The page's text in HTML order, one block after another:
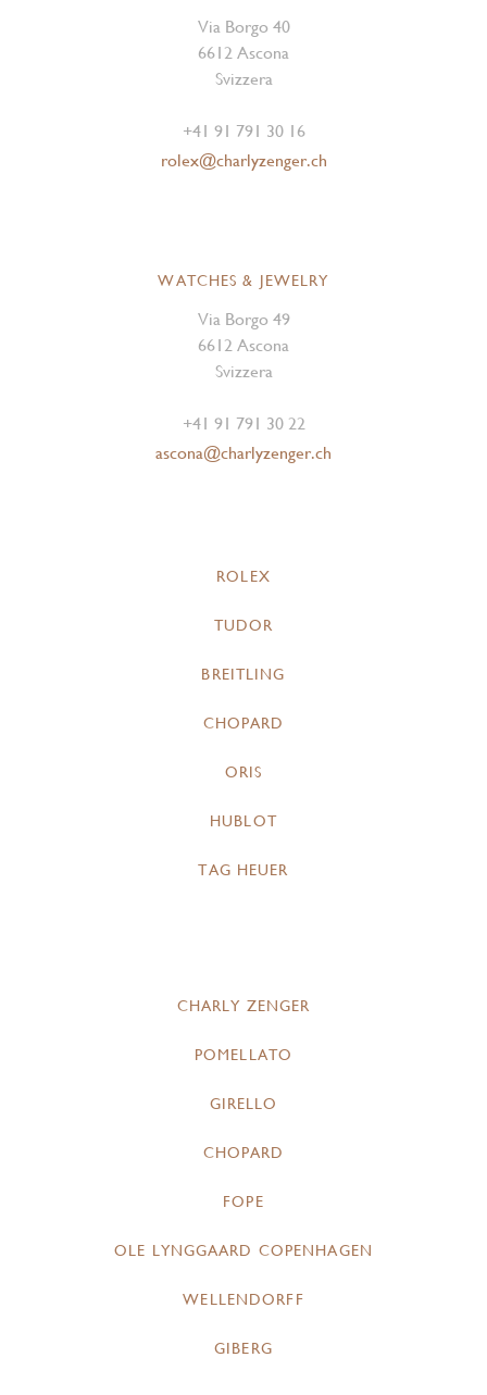
Via Borgo 40
6612 Ascona
Svizzera
+41 91 791 30 16
rolex@charlyzenger.ch
WATCHES & JEWELRY
Via Borgo 49
6612 Ascona
Svizzera
+41 91 791 30 22
ascona@charlyzenger.ch
ROLEX
TUDOR
BREITLING
CHOPARD
ORIS
HUBLOT
TAG HEUER
CHARLY ZENGER
POMELLATO
GIRELLO
CHOPARD
FOPE
OLE LYNGGAARD COPENHAGEN
WELLENDORFF
GIBERG